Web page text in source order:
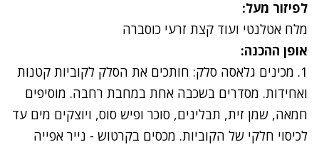
לפיזור מעל:
מלח אטלנטי ועוד קצת זרעי כוסברה
אופן ההכנה:
1. מכינים גלאסה סלק: חותכים את הסלק לקוביות קטנות
ואחידות. מסדרים בשכבה אחת במחבת רחבה. מוסיפים
חמאה, שמן זית, תבלינים, סוכר ופיש סוס, ויוצקים מים עד
לכיסוי חלקי של הקוביות. מכסים בקרטוש - נייר אפייה